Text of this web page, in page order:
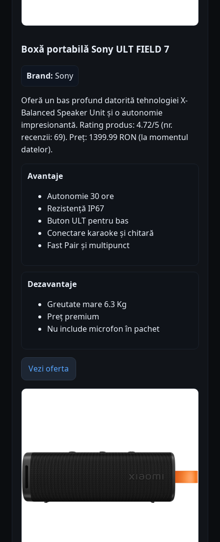
Boxă portabilă Sony ULT FIELD 7
Brand: Sony
Oferă un bas profund datorită tehnologiei X-
Balanced Speaker Unit și o autonomie
impresionantă. Rating produs: 4.72/5 (nr.
recenzii: 69). Preț: 1399.99 RON (la momentul
datelor).
Avantaje
Autonomie 30 ore
Rezistență IP67
Buton ULT pentru bas
Conectare karaoke și chitară
Fast Pair și multipunct
Dezavantaje
Greutate mare 6.3 Kg
Preț premium
Nu include microfon în pachet
Vezi oferta